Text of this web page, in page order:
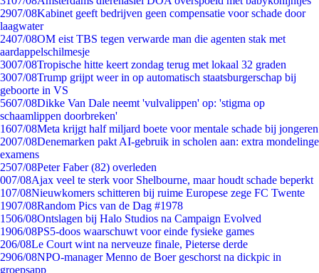
2907/08Kabinet geeft bedrijven geen compensatie voor schade door
laagwater
2407/08OM eist TBS tegen verwarde man die agenten stak met
aardappelschilmesje
3007/08Tropische hitte keert zondag terug met lokaal 32 graden
3007/08Trump grijpt weer in op automatisch staatsburgerschap bij
geboorte in VS
5607/08Dikke Van Dale neemt 'vulvalippen' op: 'stigma op
schaamlippen doorbreken'
1607/08Meta krijgt half miljard boete voor mentale schade bij jongeren
2007/08Denemarken pakt AI-gebruik in scholen aan: extra mondelinge
examens
2507/08Peter Faber (82) overleden
007/08Ajax veel te sterk voor Shelbourne, maar houdt schade beperkt
107/08Nieuwkomers schitteren bij ruime Europese zege FC Twente
1907/08Random Pics van de Dag #1978
1506/08Ontslagen bij Halo Studios na Campaign Evolved
1906/08PS5-doos waarschuwt voor einde fysieke games
206/08Le Court wint na nerveuze finale, Pieterse derde
2906/08NPO-manager Menno de Boer geschorst na dickpic in
groepsapp